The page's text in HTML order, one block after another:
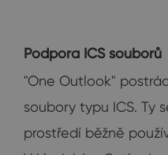
Podpora ICS souborů
"One Outlook"
soubory typu ICS. Ty
prostředí běžně